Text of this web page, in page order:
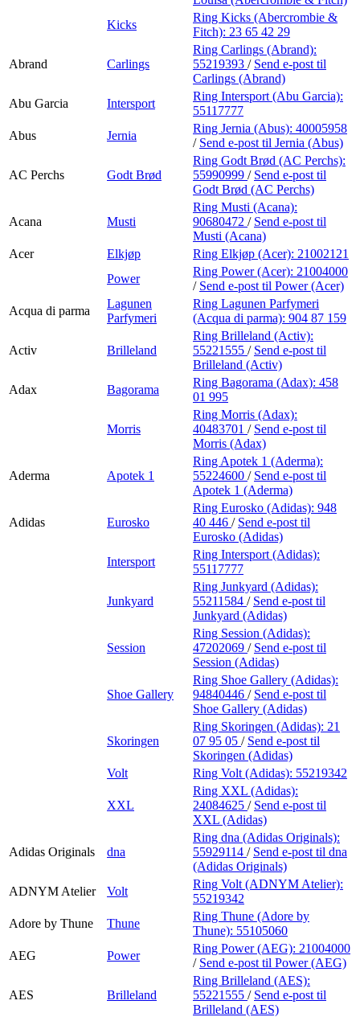
Kicks
Ring Kicks (Abercrombie &
Fitch): 23 65 42 29
Abrand Carlings
Ring Carlings (Abrand):
55219393 / Send e-post til
Carlings (Abrand)
Abu Garcia
Intersport
Ring Intersport (Abu Garcia):
55117777
Abus
Jernia
Ring Jernia (Abus): 40005958
/ Send e-post til Jernia (Abus)
AC Perchs Godt Brød
Ring Godt Brød (AC Perchs):
55990999 / Send e-post til
Godt Brød (AC Perchs)
Acana Musti
Ring Musti (Acana):
90680472 / Send e-post til
Musti (Acana)
Acer
Elkjøp Ring Elkjøp (Acer): 21002121
Power
Ring Power (Acer): 21004000
/ Send e-post til Power (Acer)
Acqua di parma
Lagunen
Parfymeri
Ring Lagunen Parfymeri
(Acqua di parma): 904 87 159
Activ Brilleland
Ring Brilleland (Activ):
55221555 / Send e-post til
Brilleland (Activ)
Adax
Bagorama
Ring Bagorama (Adax): 458
01 995
Morris
Ring Morris (Adax):
40483701 / Send e-post til
Morris (Adax)
Aderma Apotek 1
Ring Apotek 1 (Aderma):
55224600 / Send e-post til
Apotek 1 (Aderma)
Adidas Eurosko
Ring Eurosko (Adidas): 948
40 446 / Send e-post til
Eurosko (Adidas)
Intersport
Ring Intersport (Adidas):
55117777
Junkyard
Ring Junkyard (Adidas):
55211584 / Send e-post til
Junkyard (Adidas)
Session
Ring Session (Adidas):
47202069 / Send e-post til
Session (Adidas)
Shoe Gallery
Ring Shoe Gallery (Adidas):
94840446 / Send e-post til
Shoe Gallery (Adidas)
Skoringen
Ring Skoringen (Adidas): 21
07 95 05 / Send e-post til
Skoringen (Adidas)
Volt
Ring Volt (Adidas): 55219342
XXL
Ring XXL (Adidas):
24084625 / Send e-post til
XXL (Adidas)
Adidas Originals dna
Ring dna (Adidas Originals):
55929114 / Send e-post til dna
(Adidas Originals)
ADNYM Atelier
Volt
Ring Volt (ADNYM Atelier):
55219342
Adore by Thune
Thune
Ring Thune (Adore by
Thune): 55105060
AEG
Power
Ring Power (AEG): 21004000
/ Send e-post til Power (AEG)
AES Brilleland
Ring Brilleland (AES):
55221555 / Send e-post til
Brilleland (AES)